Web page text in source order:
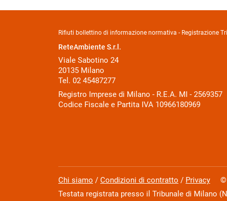
Rifiuti bollettino di informazione normativa - Registrazione
ReteAmbiente S.r.l.
Viale Sabotino 24
20135 Milano
Tel. 02 45487277
Registro Imprese di Milano - R.E.A. MI - 2569357
Codice Fiscale e Partita IVA 10966180969
Chi siamo / Condizioni di contratto / Privacy ©
Testata registrata presso il Tribunale di Milano